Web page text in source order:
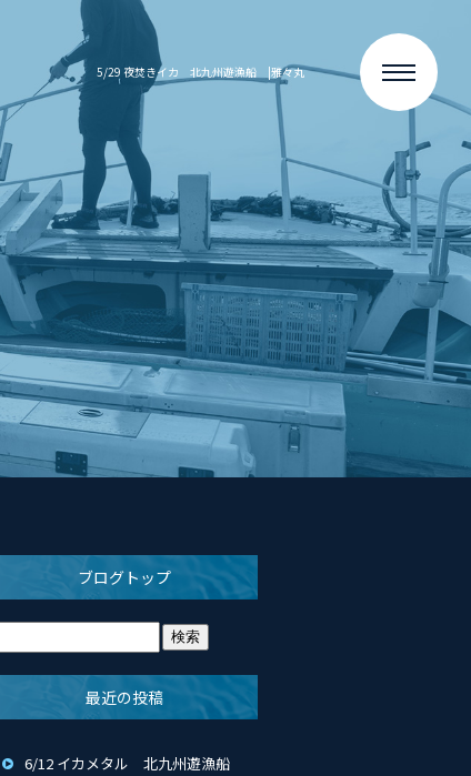
5/29 夜焚きイカ 北九州遊漁船 |雅々丸
ブログトップ
最近の投稿
6/12 イカメタル 北九州遊漁船